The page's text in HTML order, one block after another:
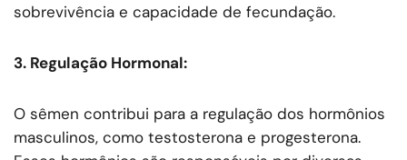
sobrevivência e capacidade de fecundação.
3. Regulação Hormonal:
O sêmen contribui para a regulação dos hormônios
masculinos, como testosterona e progesterona.